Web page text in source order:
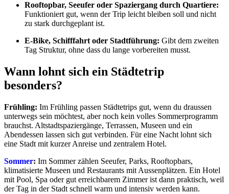
Rooftopbar, Seeufer oder Spaziergang durch Quartiere:
Funktioniert gut, wenn der Trip leicht bleiben soll und nicht
zu stark durchgeplant ist.
E-Bike, Schifffahrt oder Stadtführung: Gibt dem zweiten
Tag Struktur, ohne dass du lange vorbereiten musst.
Wann lohnt sich ein Städtetrip
besonders?
Frühling: Im Frühling passen Städtetrips gut, wenn du draussen
unterwegs sein möchtest, aber noch kein volles Sommerprogramm
brauchst. Altstadtspaziergänge, Terrassen, Museen und ein
Abendessen lassen sich gut verbinden. Für eine Nacht lohnt sich
eine Stadt mit kurzer Anreise und zentralem Hotel.
Sommer: Im Sommer zählen Seeufer, Parks, Rooftopbars,
klimatisierte Museen und Restaurants mit Aussenplätzen. Ein Hotel
mit Pool, Spa oder gut erreichbarem Zimmer ist dann praktisch, weil
der Tag in der Stadt schnell warm und intensiv werden kann.